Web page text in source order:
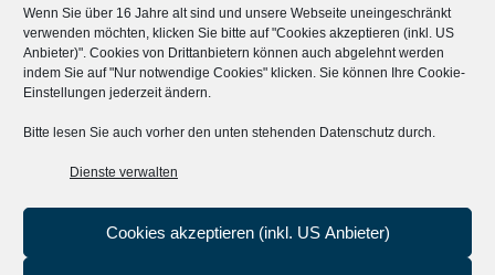
Wenn Sie über 16 Jahre alt sind und unsere Webseite uneingeschränkt
verwenden möchten, klicken Sie bitte auf "Cookies akzeptieren (inkl. US
Anbieter)". Cookies von Drittanbietern können auch abgelehnt werden
indem Sie auf "Nur notwendige Cookies" klicken. Sie können Ihre Cookie-
Einstellungen jederzeit ändern.
Bitte lesen Sie auch vorher den unten stehenden Datenschutz durch.
Dienste verwalten
Cookies akzeptieren (inkl. US Anbieter)
Weitere Informationen
Musikverein Unterstützen?